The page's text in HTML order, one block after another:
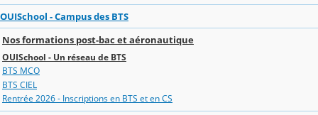
OUISchool - Campus des BTS
Nos formations post-bac et aéronautique
OUISchool - Un réseau de BTS
BTS MCO
BTS CIEL
Rentrée 2026 - Inscriptions en BTS et en CS